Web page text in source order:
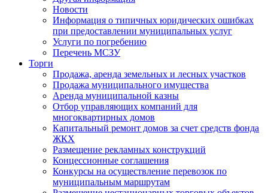
Новости
Информация о типичных юридических ошибках
при предоставлении муниципальных услуг
Услуги по погребению
Перечень МСЗУ
Торги
Продажа, аренда земельных и лесных участков
Продажа муниципального имущества
Аренда муниципальной казны
Отбор управляющих компаний для
многоквартирных домов
Капитальный ремонт домов за счет средств фонда
ЖКХ
Размещение рекламных конструкций
Концессионные соглашения
Конкурсы на осуществление перевозок по
муниципальным маршрутам